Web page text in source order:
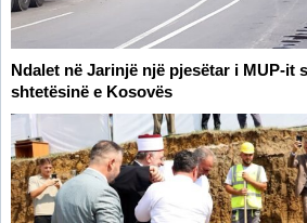
Ndalet në Jarinjë një pjesëtar i MUP-it
shtetësinë e Kosovës